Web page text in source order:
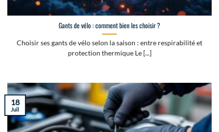
Gants de vélo : comment bien les choisir ?
Choisir ses gants de vélo selon la saison : entre respirabilité et
protection thermique Le [...]
18
Juil